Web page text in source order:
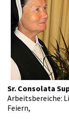
Sr. Consolata
Arbeitsbereiche:
Feiern,